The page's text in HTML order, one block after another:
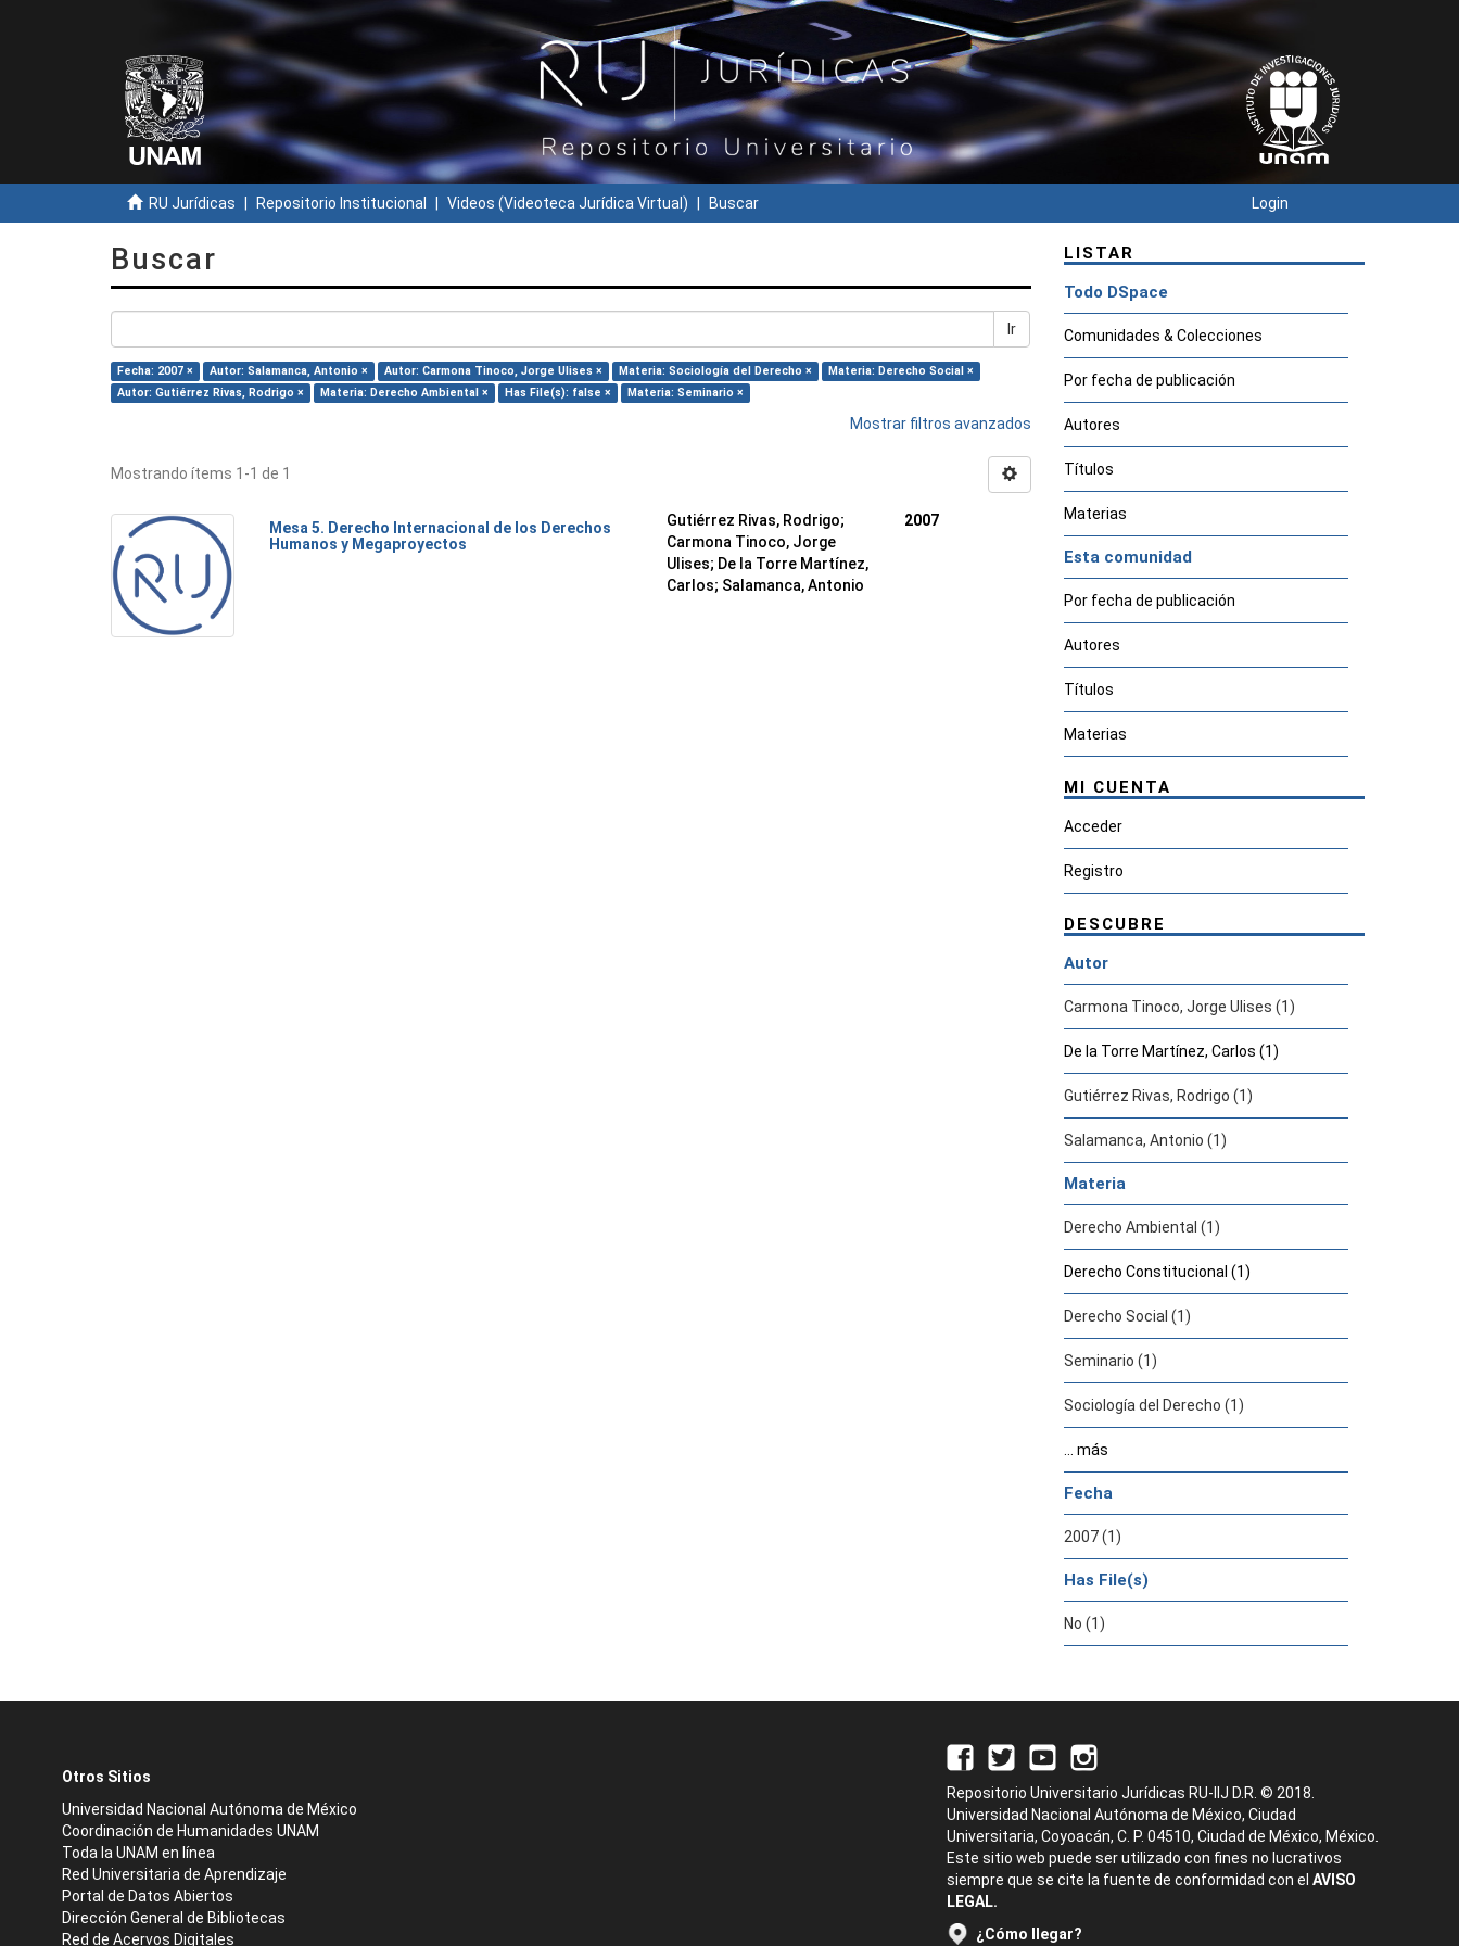
RU Jurídicas Repositorio Institucional Videos (Videoteca Jurídica Virtual) Buscar Login
Buscar
Ir
Fecha: 2007 × Autor: Salamanca, Antonio × Autor: Carmona Tinoco, Jorge Ulises × Materia: Sociología del Derecho ×
Materia: Derecho Social ×
Autor: Gutiérrez Rivas, Rodrigo ×
Materia: Derecho Ambiental × Has File(s): false × Materia: Seminario ×
Mostrar filtros avanzados
Mostrando ítems 1-1 de 1
Mesa 5. Derecho Internacional de los Derechos
Humanos y Megaproyectos
Gutiérrez Rivas, Rodrigo;
Carmona Tinoco, Jorge
Ulises; De la Torre Martínez,
Carlos; Salamanca, Antonio
2007
LISTAR
Todo DSpace
Comunidades & Colecciones
Por fecha de publicación
Autores
Títulos
Materias
Esta comunidad
Por fecha de publicación
Autores
Títulos
Materias
MI CUENTA
Acceder
Registro
DESCUBRE
Autor
Carmona Tinoco, Jorge Ulises (1)
De la Torre Martínez, Carlos (1)
Gutiérrez Rivas, Rodrigo (1)
Salamanca, Antonio (1)
Materia
Derecho Ambiental (1)
Derecho Constitucional (1)
Derecho Social (1)
Seminario (1)
Sociología del Derecho (1)
... más
Fecha
2007 (1)
Has File(s)
No (1)
Otros Sitios
Universidad Nacional Autónoma de México
Coordinación de Humanidades UNAM
Toda la UNAM en línea
Red Universitaria de Aprendizaje
Portal de Datos Abiertos
Dirección General de Bibliotecas
Red de Acervos Digitales
Repositorio Universitario Jurídicas RU-IIJ D.R. © 2018.
Universidad Nacional Autónoma de México, Ciudad
Universitaria, Coyoacán, C. P. 04510, Ciudad de México, México.
Este sitio web puede ser utilizado con fines no lucrativos
siempre que se cite la fuente de conformidad con el AVISO
LEGAL.
¿Cómo llegar?